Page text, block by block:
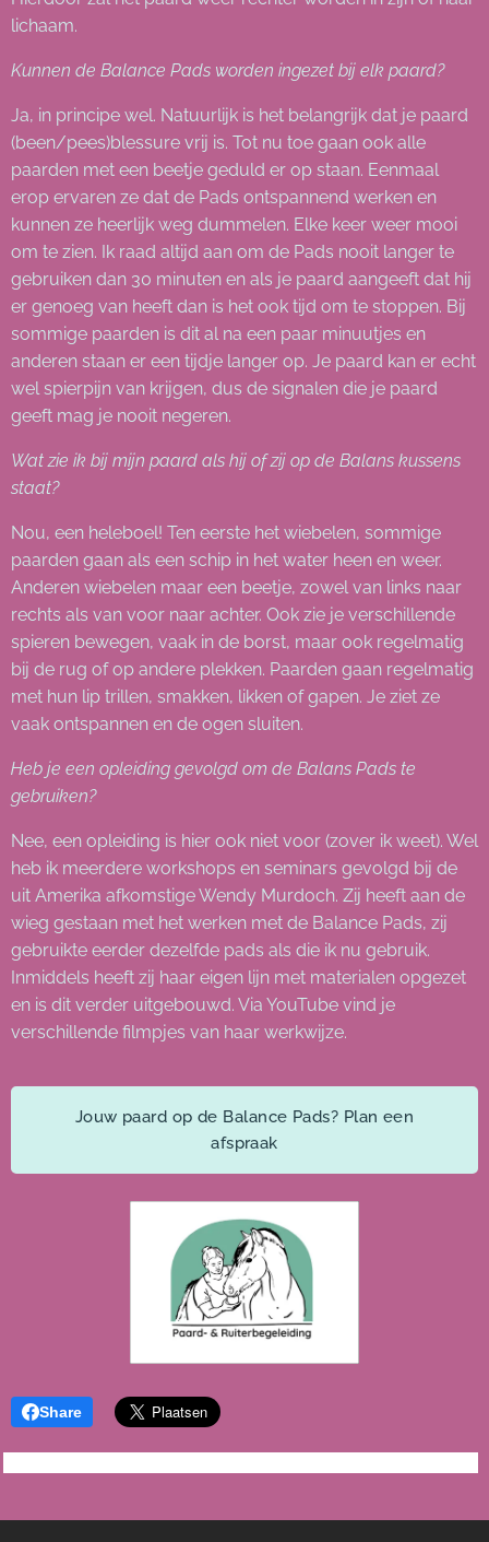
lichaam.
Kunnen de Balance Pads worden ingezet bij elk paard?
Ja, in principe wel. Natuurlijk is het belangrijk dat je paard
(been/pees)blessure vrij is. Tot nu toe gaan ook alle
paarden met een beetje geduld er op staan. Eenmaal
erop ervaren ze dat de Pads ontspannend werken en
kunnen ze heerlijk weg dummelen. Elke keer weer mooi
om te zien. Ik raad altijd aan om de Pads nooit langer te
gebruiken dan 30 minuten en als je paard aangeeft dat hij
er genoeg van heeft dan is het ook tijd om te stoppen. Bij
sommige paarden is dit al na een paar minuutjes en
anderen staan er een tijdje langer op. Je paard kan er echt
wel spierpijn van krijgen, dus de signalen die je paard
geeft mag je nooit negeren.
Wat zie ik bij mijn paard als hij of zij op de Balans kussens
staat?
Nou, een heleboel! Ten eerste het wiebelen, sommige
paarden gaan als een schip in het water heen en weer.
Anderen wiebelen maar een beetje, zowel van links naar
rechts als van voor naar achter. Ook zie je verschillende
spieren bewegen, vaak in de borst, maar ook regelmatig
bij de rug of op andere plekken. Paarden gaan regelmatig
met hun lip trillen, smakken, likken of gapen. Je ziet ze
vaak ontspannen en de ogen sluiten.
Heb je een opleiding gevolgd om de Balans Pads te
gebruiken?
Nee, een opleiding is hier ook niet voor (zover ik weet). Wel
heb ik meerdere workshops en seminars gevolgd bij de
uit Amerika afkomstige Wendy Murdoch. Zij heeft aan de
wieg gestaan met het werken met de Balance Pads, zij
gebruikte eerder dezelfde pads als die ik nu gebruik.
Inmiddels heeft zij haar eigen lijn met materialen opgezet
en is dit verder uitgebouwd. Via YouTube vind je
verschillende filmpjes van haar werkwijze.
Jouw paard op de Balance Pads? Plan een
afspraak
Share